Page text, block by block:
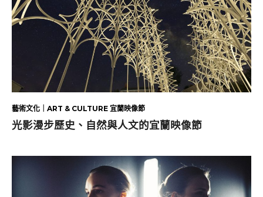
藝術文化｜ART & CULTURE 宜蘭映像節
光影漫步歷史、自然與人文的宜蘭映像節